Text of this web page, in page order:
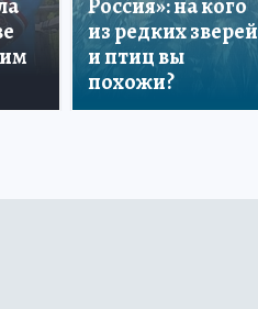
Россия»: на кого
из редких зверей
и птиц вы
похожи?